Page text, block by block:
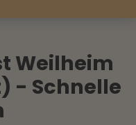
Weilheim
- Schnelle